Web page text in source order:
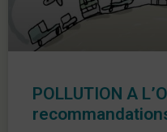
POLLUTION A